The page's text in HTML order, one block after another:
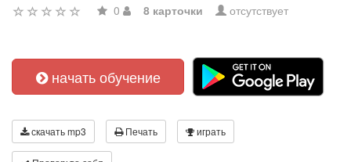
0 8 карточки отсутствует
начать обучение
скачать mp3 Печать играть